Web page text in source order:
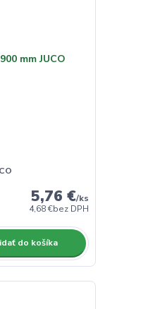
5,76 €/ks
4,68 €bez DPH
do košíka